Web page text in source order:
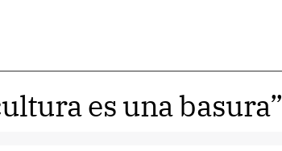
es una basura”